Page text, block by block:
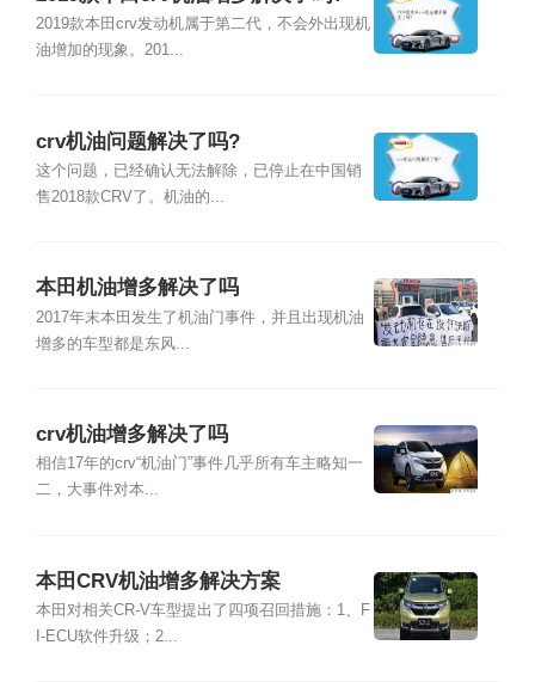
2019款本田crv发动机属于第二代，不会外出现机
油增加的现象。201...
crv机油问题解决了吗?
这个问题，已经确认无法解除，已停止在中国销
售2018款CRV了。机油的...
本田机油增多解决了吗
2017年末本田发生了机油门事件，并且出现机油
增多的车型都是东风...
crv机油增多解决了吗
相信17年的crv“机油门”事件几乎所有车主略知一
二，大事件对本...
本田CRV机油增多解决方案
本田对相关CR-V车型提出了四项召回措施：1、F
I-ECU软件升级；2...